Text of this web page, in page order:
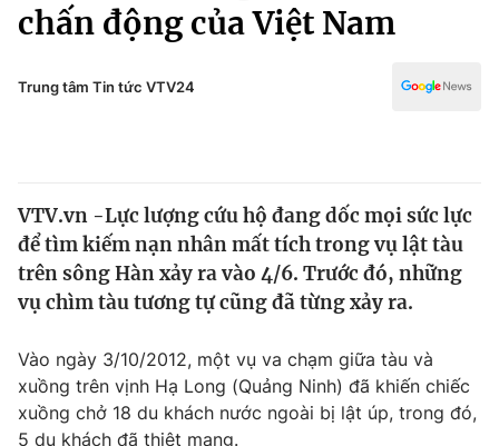
Chính trị
Xã hội
Y tế
Thế giới
Thế giới đó đây
Câu chuyện quốc tế
Kinh tế
Tài chính
Dữ liệu và đời sống
Thể thao
Văn hóa - Giải trí
Giáo dục
chấn động của Việt Nam
Trung tâm Tin tức VTV24
VTV.vn -Lực lượng cứu hộ đang dốc mọi sức lực
để tìm kiếm nạn nhân mất tích trong vụ lật tàu
trên sông Hàn xảy ra vào 4/6. Trước đó, những
vụ chìm tàu tương tự cũng đã từng xảy ra.
Vào ngày 3/10/2012, một vụ va chạm giữa tàu và
xuồng trên vịnh Hạ Long (Quảng Ninh) đã khiến chiếc
xuồng chở 18 du khách nước ngoài bị lật úp, trong đó,
5 du khách đã thiệt mạng.